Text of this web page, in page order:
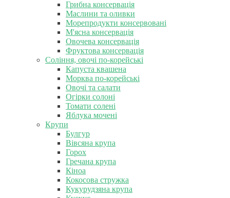
Грибна консервація
Маслини та оливки
Морепродукти консервовані
М'ясна консервація
Овочева консервація
Фруктова консервація
Соління, овочі по-корейські
Капуста квашена
Морква по-корейські
Овочі та салати
Огірки солоні
Томати солені
Яблука мочені
Крупи
Булгур
Вівсяна крупа
Горох
Гречана крупа
Кіноа
Кокосова стружка
Кукурудзяна крупа